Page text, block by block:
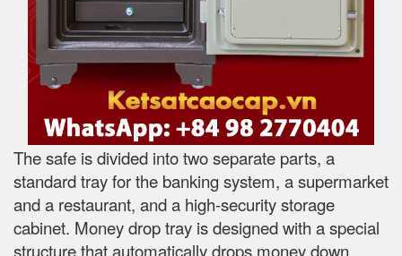
The safe is divided into two separate parts, a
standard tray for the banking system, a supermarket
and a restaurant, and a high-security storage
cabinet. Money drop tray is designed with a special
structure that automatically drops money down